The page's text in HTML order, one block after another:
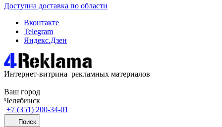
Доступна доставка по области
Вконтакте
Telegram
Яндекс.Дзен
Интернет-витрина рекламных материалов
Ваш город
Челябинск
+7 (351) 200-34-01
Поиск